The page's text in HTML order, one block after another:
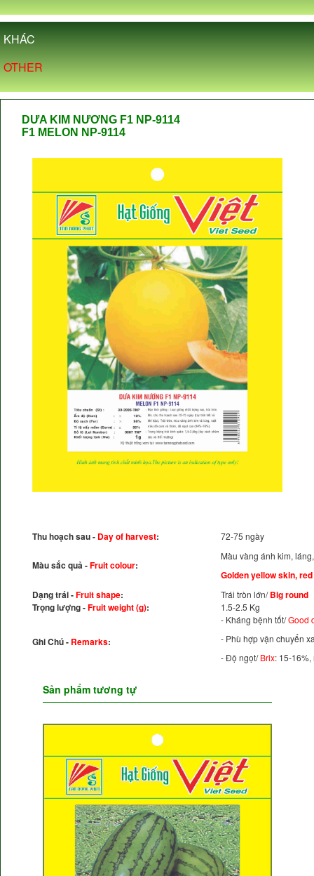
KHÁC
OTHER
DƯA KIM NƯƠNG F1 NP-9114
F1 MELON NP-9114
Thu hoạch sau - Day of harvest: 72-75 ngày
Màu sắc quả -Fruit colour:
Màu vàng ánh kim,
Golden yellow skin,
Dạng trái -Fruit shape: Trái tròn lớn/Big round
Trọng lượng -Fruit weight (g): 1.5-2.5 Kg
Ghi Chú - Remarks:
- Kháng bệnh tốt/Good
- Phù hợp vận chuyển
- Độ ngọt/Brix: 15-
Sản phẩm tương tự